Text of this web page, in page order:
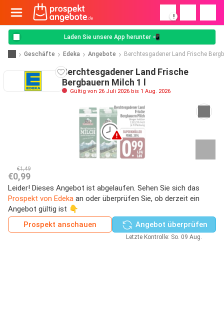
!
Laden Sie unsere App herunter 📲
Geschäfte Edeka Angebote Berchtesgadener Land Frische
Berchtesgadener Land Frische
Bergbauern Milch 1 l
Gültig von 26 Juli 2026 bis 1 Aug. 2026
€1,49
€0,99
Leider! Dieses Angebot ist abgelaufen. Sehen Sie sich das
Prospekt von Edeka an oder überprüfen Sie, ob derzeit ein
Angebot gültig ist 👇
Prospekt anschauen
Angebot überprüfen
Letzte Kontrolle: So. 09 Aug.